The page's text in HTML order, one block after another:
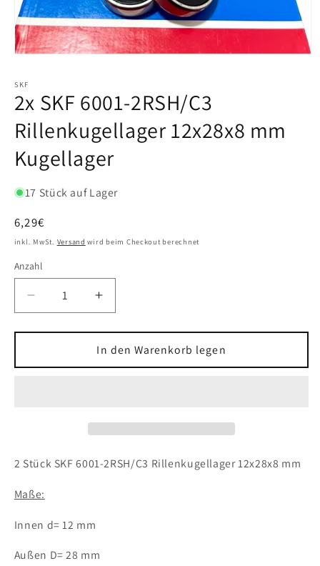
SKF
2x SKF 6001-2RSH/C3
Rillenkugellager 12x28x8 mm
Kugellager
17 Stück auf Lager
Normaler
Preis
6,29€
inkl. MwSt. Versand wird beim Checkout berechnet
Anzahl
Verringere
die
Menge
2x
Rillenkugellager
mm
Erhöhe
die
Menge
für
2x
Rillenkugellager
mm
Kugellager
In den Warenkorb legen
2 Stück SKF 6001-2RSH/C3 Rillenkugellager 12x28x8 mm
Maße:
Innen d= 12 mm
Außen D= 28 mm